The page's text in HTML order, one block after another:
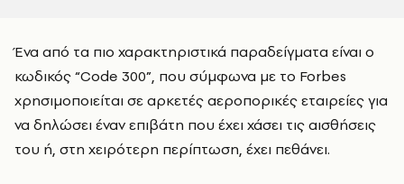
Ένα από τα πιο χαρακτηριστικά παραδείγματα είναι ο
κωδικός “Code 300”, που σύμφωνα με το Forbes
χρησιμοποιείται σε αρκετές αεροπορικές εταιρείες για
να δηλώσει έναν επιβάτη που έχει χάσει τις αισθήσεις
του ή, στη χειρότερη περίπτωση, έχει πεθάνει.